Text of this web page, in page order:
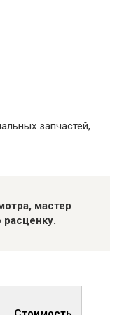
запчастей,
мастер